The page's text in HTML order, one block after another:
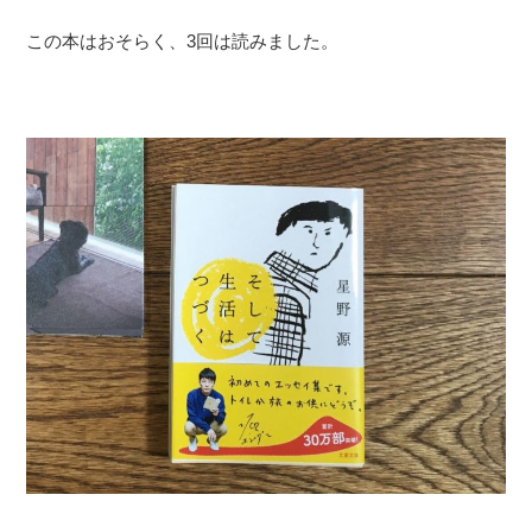
この本はおそらく、3回は読みました。